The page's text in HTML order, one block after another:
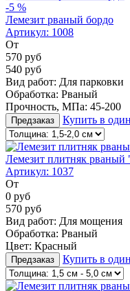
-5 %
Лемезит рваный бордо
Артикул: 1008
От
570 руб
540 руб
Вид работ: Для парковки
Обработка: Рваный
Прочность, МПа: 45-200
Предзаказ Купить в
Лемезит плитняк рваный
Артикул: 1037
От
0 руб
570 руб
Вид работ: Для мощения
Обработка: Рваный
Цвет: Красный
Предзаказ Купить в